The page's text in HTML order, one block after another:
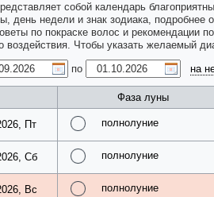
собой календарь
день недели и знак зодиака, подробнее
по покраске волос и рекомендации
воздействия. Чтобы указать желаемый
по на
Фаза луны
Пт полнолуние
Сб полнолуние
Вс полнолуние